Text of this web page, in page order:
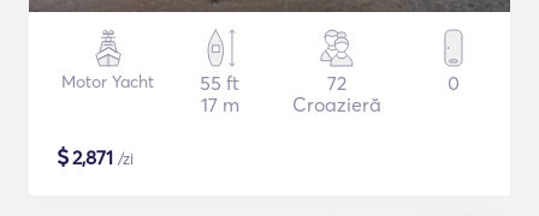
Motor Yacht
55 ft
17 m
72
Croazieră
0
$2,871 /zi